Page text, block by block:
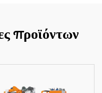
προϊόντων